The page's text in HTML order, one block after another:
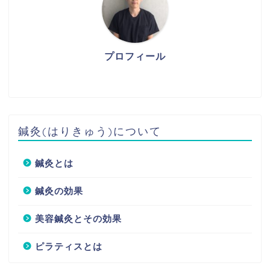
プロフィール
鍼灸(はりきゅう)について
鍼灸とは
鍼灸の効果
美容鍼灸とその効果
ピラティスとは